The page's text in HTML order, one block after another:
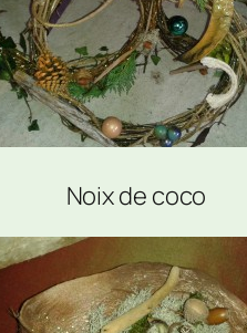
Noix de coco